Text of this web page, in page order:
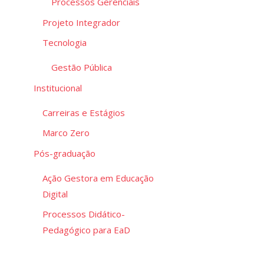
Projeto Integrador
Tecnologia
Gestão Pública
Institucional
Carreiras e Estágios
Marco Zero
Pós-graduação
Ação Gestora em Educação
Digital
Processos Didático-
Pedagógico para EaD